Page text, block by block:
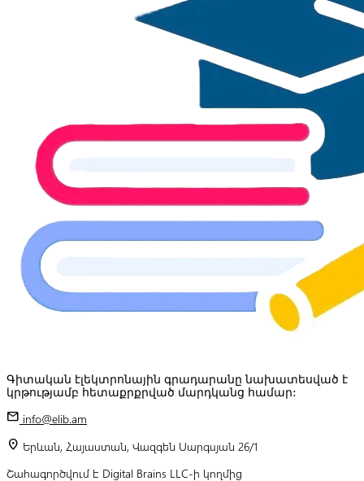
Գիտական էլեկտրոնային գրադարանը նախատեսված է
կրթությամբ հետաքրքրված մարդկանց համար:
mail info@elib.am
location_on Երևան, Հայաստան, Վազգեն Սարգսյան 26/1
Շահագործվում է Digital Brains LLC-ի կողմից